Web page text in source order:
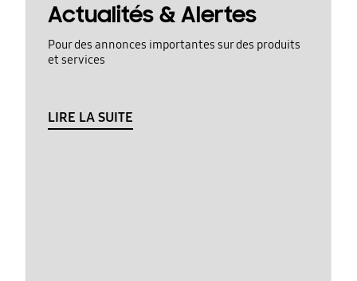
Actualités & Alertes
Pour des annonces importantes sur des produits
et services
LIRE LA SUITE